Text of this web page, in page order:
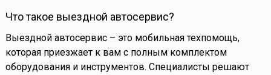
Что такое выездной автосервис?
Выездной автосервис – это мобильная техпомощь,
которая приезжает к вам с полным комплектом
оборудования и инструментов. Специалисты решают